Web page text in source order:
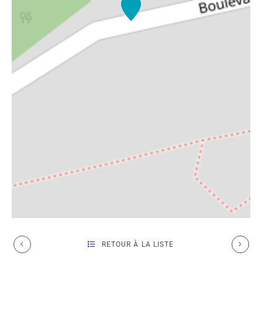
RETOUR À LA LISTE